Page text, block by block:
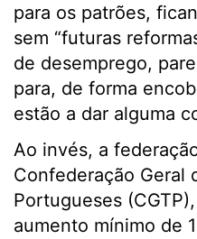
para os patrões,
sem “futuras
de desemprego,
para, de forma
estão a dar alguma
Ao invés, a
Confederação Geral
Portugueses
aumento mínimo de